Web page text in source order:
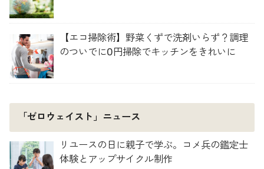
【エコ掃除術】野菜くずで洗剤いらず？調理
のついでに0円掃除でキッチンをきれいに
「ゼロウェイスト」ニュース
リユースの日に親子で学ぶ。コメ兵の鑑定士
体験とアップサイクル制作